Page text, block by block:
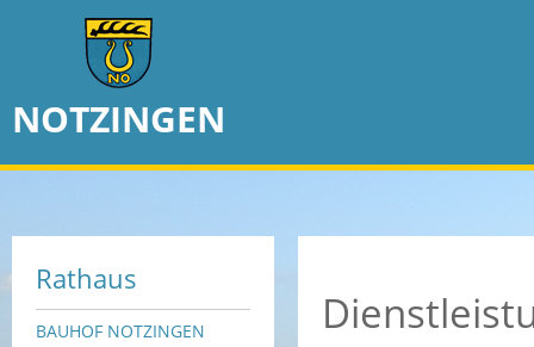
NOTZINGEN
Rathaus
BAUHOF NOTZINGEN